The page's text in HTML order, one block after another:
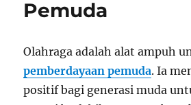
Pemuda
Olahraga adalah alat ampuh
pemberdayaan pemuda. Ia
positif bagi generasi muda